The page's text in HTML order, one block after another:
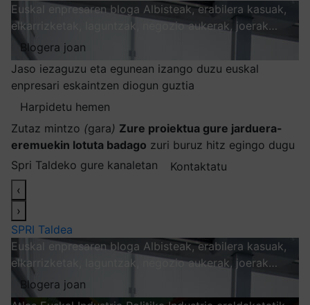
Euskal enpresaren bloga Albisteak, erabilera kasuak,
elkarrizketak, laguntzak, negozio aukerak, joerak…
Blogera joan
Jaso iezaguzu eta egunean izango duzu euskal
enpresari eskaintzen diogun guztia
Harpidetu hemen
Zutaz mintzo (gara) Zure proiektua gure jarduera-
eremuekin lotuta badago zuri buruz hitz egingo dugu
Spri Taldeko gure kanaletan
Kontaktatu
‹
›
SPRI Taldea
Euskal enpresaren bloga Albisteak, erabilera kasuak,
elkarrizketak, laguntzak, negozio aukerak, joerak…
Blogera joan